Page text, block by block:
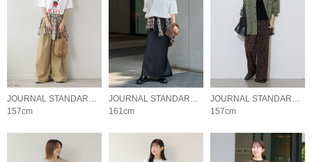
157cm
161cm
157cm